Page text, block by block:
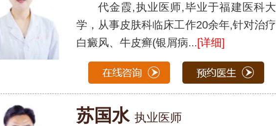
代金霞,执业医师,毕业于福建医科大
学，从事皮肤科临床工作20余年,针对治疗
白癜风、牛皮癣(银屑病...[详细]
苏国水 执业医师